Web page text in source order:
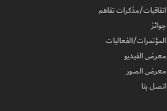
اتفاقيات/مذكرات تفاهم
جوائز
المؤتمرات/الفعاليات
معرض الفيديو
معرض الصور
اتصل بنا